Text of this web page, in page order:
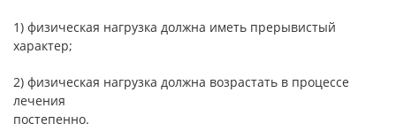
1) физическая нагрузка должна иметь прерывистый
характер;
2) физическая нагрузка должна возрастать в процессе
лечения
постепенно.